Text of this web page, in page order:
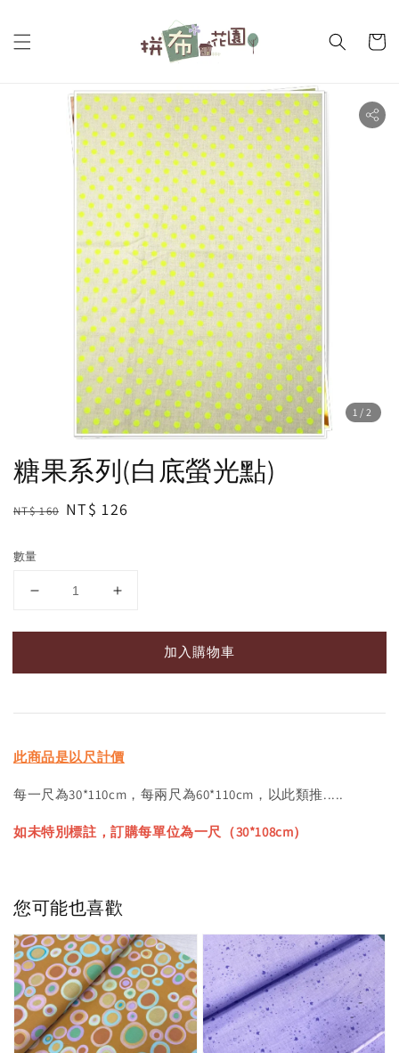
1 /2
糖果系列(白底螢光點)
Regular
NT$ 160 Sale
NT$ 126
數量
加入購物車
此商品是以尺計價
每一尺為30*110cm，每兩尺為60*110cm，以此類推.....
如未特別標註，訂購每單位為一尺（30*108cm）
您可能也喜歡